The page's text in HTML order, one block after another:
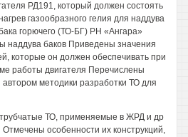
РД191, который должен состоять
газообразного гелия для наддува
горючего (ТО-БГ) РН «Ангара»
наддува баков Приведены значения
которые он должен обеспечивать при
работы двигателя Перечислены
методики разработки ТО для
ТО, применяемые в ЖРД и др
особенности их конструкций,